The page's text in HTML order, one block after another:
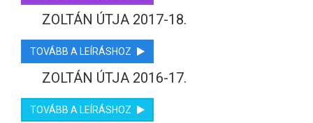
ZOLTÁN ÚTJA 2017-18.
TOVÁBB A LEÍRÁSHOZ
ZOLTÁN ÚTJA 2016-17.
TOVÁBB A LEÍRÁSHOZ